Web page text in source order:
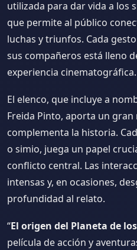
utilizada para dar vida a los
que permite al público
luchas y triunfos. Cada
sus compañeros está lleno
experiencia cinematográfica.
El elenco, que incluye a
Freida Pinto, aporta un
complementa la historia.
o simio, juega un papel
conflicto central. Las
intensas y, en ocasiones,
profundidad al relato.
“El origen del Planeta de
película de acción y